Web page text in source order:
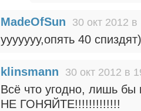
MadeOfSun 30 окт 2012 в
ууууууу,опять 40
klinsmann 30 окт 2012 в
Всё что угодно, лишь
НЕ ГОНЯЙТЕ!!!!!!!!!!!!!